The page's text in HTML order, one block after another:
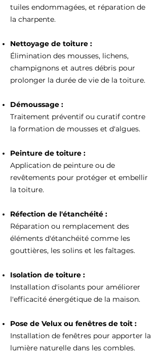
tuiles endommagées, et réparation de
la charpente.
Nettoyage de toiture :
Élimination des mousses, lichens,
champignons et autres débris pour
prolonger la durée de vie de la toiture.
Démoussage :
Traitement préventif ou curatif contre
la formation de mousses et d'algues.
Peinture de toiture :
Application de peinture ou de
revêtements pour protéger et embellir
la toiture.
Réfection de l'étanchéité :
Réparation ou remplacement des
éléments d'étanchéité comme les
gouttières, les solins et les faîtages.
Isolation de toiture :
Installation d'isolants pour améliorer
l'efficacité énergétique de la maison.
Pose de Velux ou fenêtres de toit :
Installation de fenêtres pour apporter la
lumière naturelle dans les combles.